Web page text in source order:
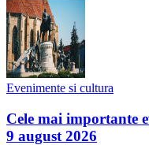
Evenimente si cultura
Cele mai importante
9 august 2026